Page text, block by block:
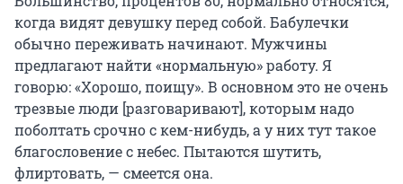
когда видят девушку перед собой. Бабулечки
обычно переживать начинают. Мужчины
предлагают найти «нормальную» работу. Я
говорю: «Хорошо, поищу». В основном это не очень
трезвые люди [разговаривают], которым надо
поболтать срочно с кем-нибудь, а у них тут такое
благословение с небес. Пытаются шутить,
флиртовать, — смеется она.